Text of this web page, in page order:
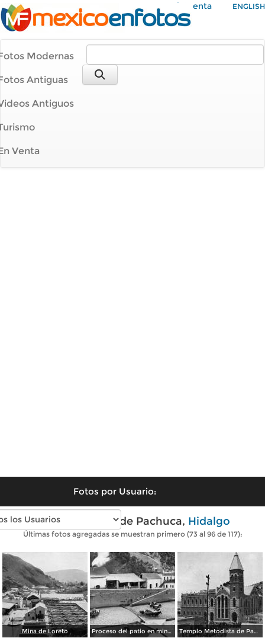
Mi Cuenta ENGLISH
Modernas
Antiguas
Antiguos
Venta
Fotos por Usuario:
Fotos antiguas de Pachuca, Hidalgo
Últimas fotos agregadas se muestran primero (73 al 96 de 117):
Mina de Loreto Proceso del patio en minería Templo Metodista de Pachuca (ca. 1909)